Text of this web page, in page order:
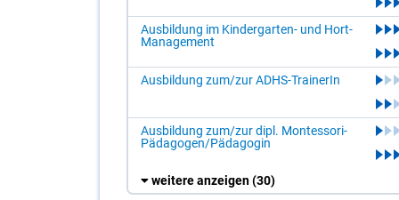
Ausbildung im Kindergarten- und Hort-
Management
Ausbildung zum/zur ADHS-TrainerIn
Ausbildung zum/zur dipl. Montessori-
Pädagogen/Pädagogin
weitere anzeigen(30)